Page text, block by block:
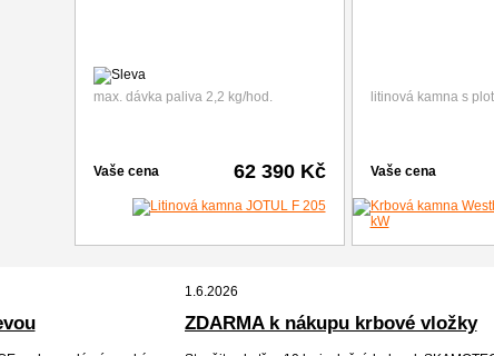
max. dávka paliva 2,2 kg/hod.
Vaše cena 62 390 Kč
litinová kamna s
Vaše cena
1.6.2026
ZDARMA k nákupu krbové vložky